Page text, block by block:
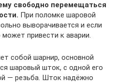
свободно перемещаться
При поломке шаровой
выворачивается и если
привести к аварии.
собой шарнир, основной
шаровый шток, с одной его
— резьба. Шток надёжно